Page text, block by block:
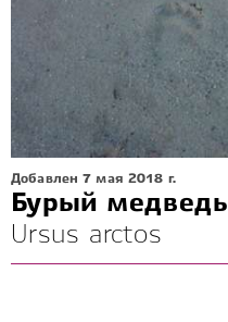
Добавлен 7 мая 2018 г.
Бурый медведь
Ursus arctos